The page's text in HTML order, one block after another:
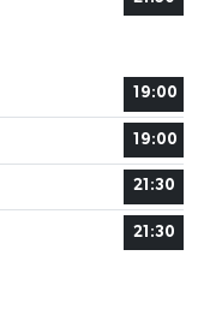
19:00
19:00
21:30
21:30